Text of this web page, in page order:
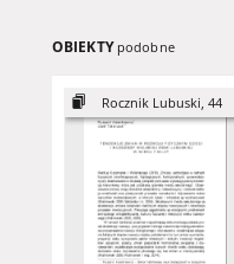
OBIEKTY podobne
Rocznik Lubuski, 44